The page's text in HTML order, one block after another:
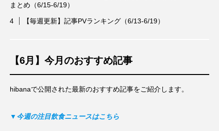
まとめ（6/15-6/19）
【毎週更新】記事PVランキング（6/13-6/19）
【6月】今月のおすすめ記事
hibanaで公開された最新のおすすめ記事をご紹介します。
▼今週の注目飲食ニュースはこちら